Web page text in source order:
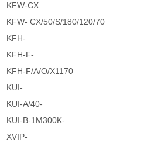
KFW-CX
KFW- CX/50/S/180/120/70
KFH-
KFH-F-
KFH-F/A/O/X1170
KUI-
KUI-A/40-
KUI-B-1M300K-
XVIP-